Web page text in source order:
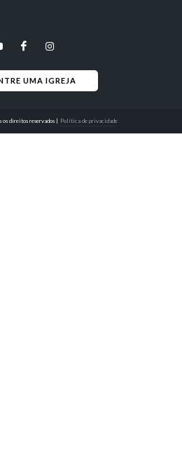
UMA IGREJA
os direitos reservados| Política de privacidade